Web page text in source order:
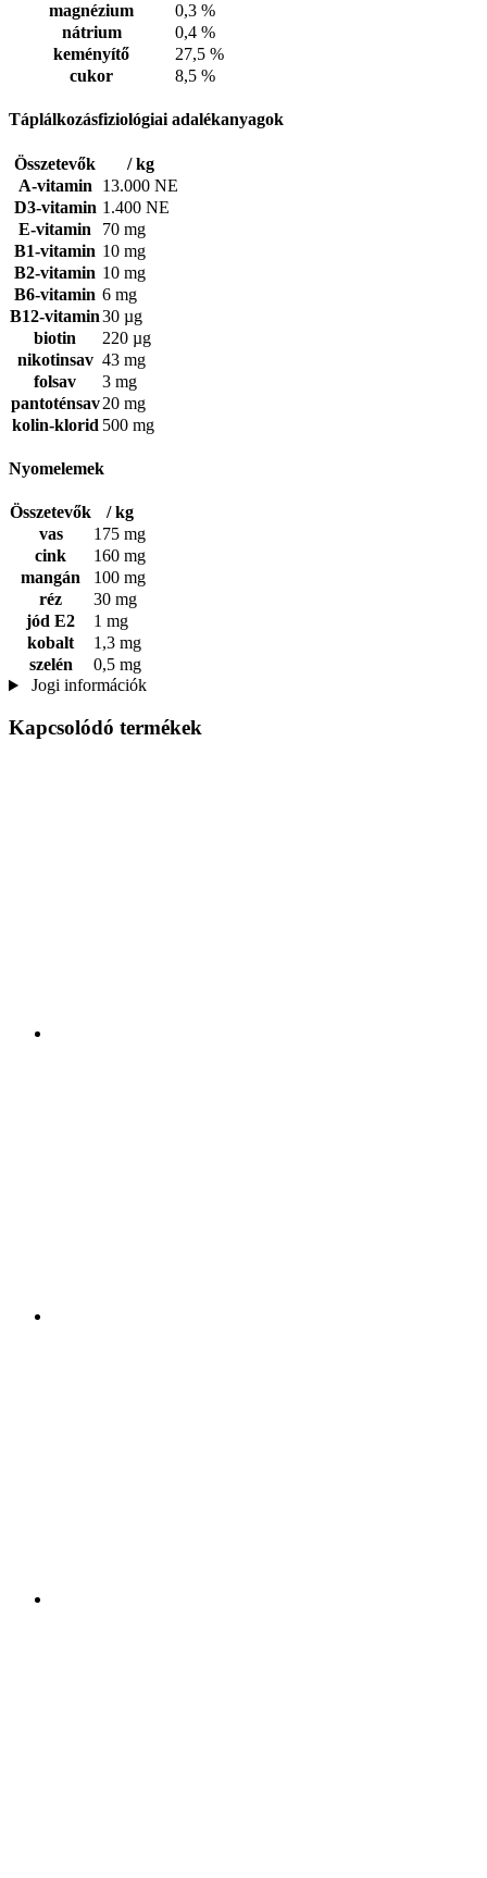
magnézium
0,3 %
nátrium
0,4 %
keményítő
27,5 %
cukor
8,5 %
Táplálkozásfiziológiai adalékanyagok
Összetevők
/ kg
A-vitamin
13.000 NE
D3-vitamin 1.400 NE
E-vitamin
70 mg
B1-vitamin 10 mg
B2-vitamin 10 mg
B6-vitamin 6 mg
B12-vitamin30 µg
biotin
220 µg
nikotinsav 43 mg
folsav
3 mg
pantoténsav 20 mg
kolin-klorid 500 mg
Nyomelemek
Összetevők
/ kg
vas
175 mg
cink
160 mg
mangán
100 mg
réz
30 mg
jód E2
1 mg
kobalt
1,3 mg
szelén
0,5 mg
Jogi információk
Kapcsolódó termékek